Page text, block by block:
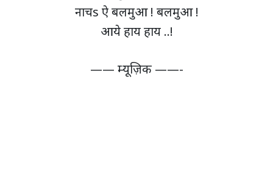
नाचs ऐ बलमुआ ! बलमुआ !
आये हाय हाय ..!
—— म्यूज़िक ——-